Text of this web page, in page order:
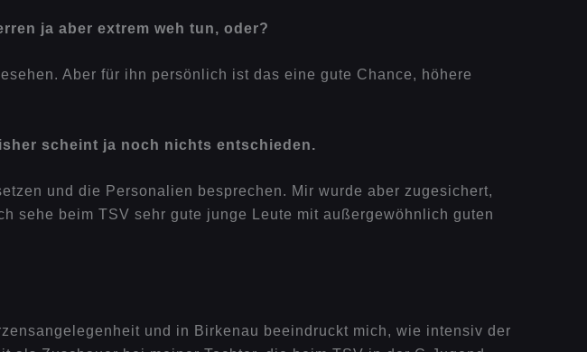
ja aber extrem weh tun, oder?
Aber für ihn persönlich ist das eine gute Chance, höhere
scheint ja noch nichts entschieden.
und die Personalien besprechen. Mir wurde aber zugesichert,
sehe beim TSV sehr gute junge Leute mit außergewöhnlich guten
und in Birkenau beeindruckt mich, wie intensiv der